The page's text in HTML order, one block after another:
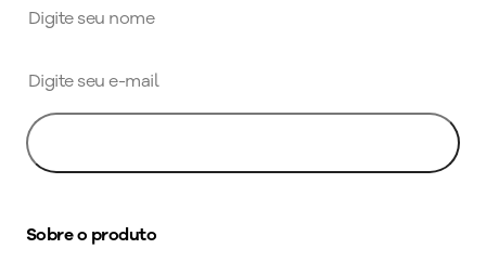
Sobre o produto